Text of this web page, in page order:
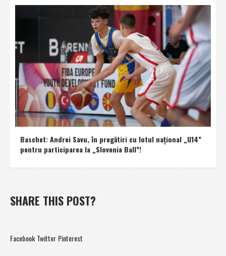
Baschet: Andrei Savu, în pregătiri cu lotul naţional „U14”
pentru participarea la „Slovenia Ball”!
SHARE THIS POST?
Facebook Twitter Pinterest